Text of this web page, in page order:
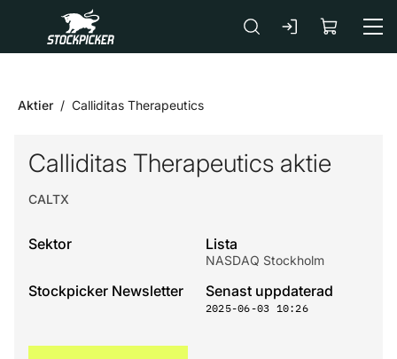
Gå till huvudinnehåll
Aktier Calliditas Therapeutics
Calliditas Therapeutics aktie
CALTX
Sektor Lista
NASDAQ Stockholm
Stockpicker Newsletter Senast uppdaterad
2025-06-03 10:26